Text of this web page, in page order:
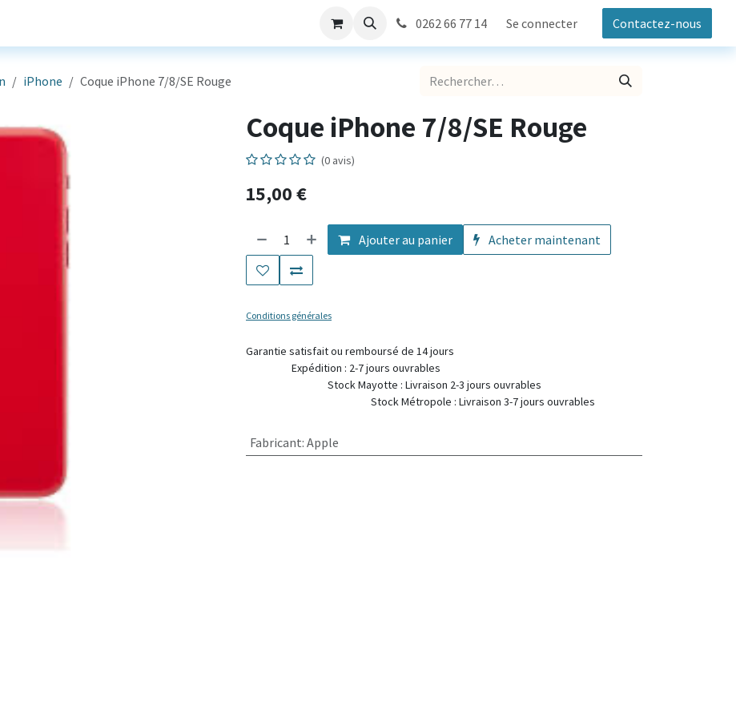
0262 66 77 14 Se connecter Contactez-nous
iPhone Coque iPhone 7/8/SE Rouge
Coque iPhone 7/8/SE Rouge
(0 avis)
15,00€
Ajouter au panier Acheter maintenant
Conditions générales
Garantie satisfait ou remboursé de 14 jours
Expédition : 2-7 jours ouvrables
Stock Mayotte : Livraison 2-3 jours ouvrables
Stock Métropole : Livraison 3-7 jours ouvrables
Fabricant: Apple